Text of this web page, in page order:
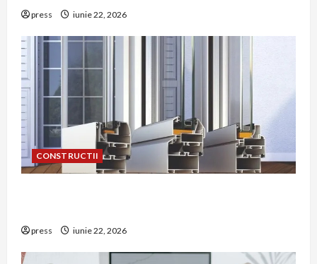
press iunie 22, 2026
CONSTRUCTII
press iunie 22, 2026